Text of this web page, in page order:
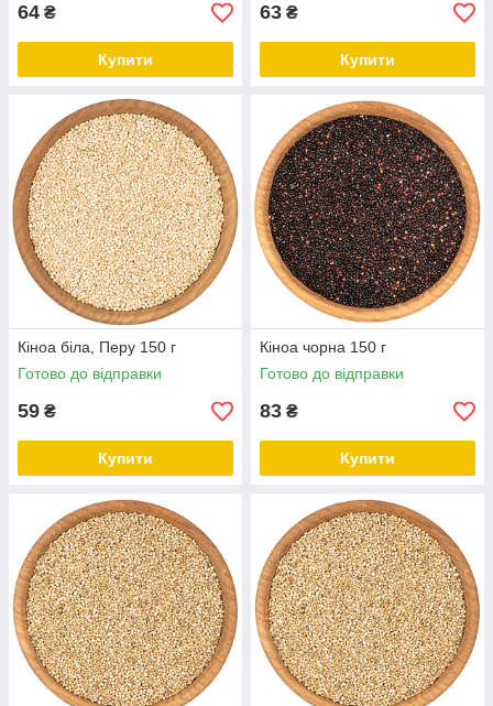
64 ₴
Купити
63 ₴
Купити
Кіноа біла, Перу 150 г
Готово до відправки
59 ₴
Купити
Кіноа чорна 150 г
Готово до відправки
83 ₴
Купити